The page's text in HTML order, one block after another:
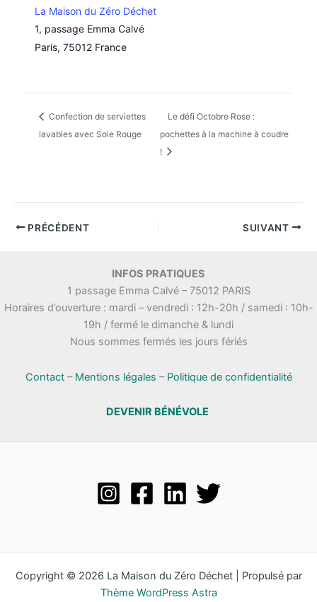
La Maison du Zéro Déchet
1, passage Emma Calvé
Paris, 75012 France
Confection de serviettes
lavables avec Soie Rouge
Le défi Octobre Rose :
pochettes à la machine à coudre
!
PRÉCÉDENT SUIVANT
INFOS PRATIQUES
1 passage Emma Calvé – 75012 PARIS
Horaires d’ouverture : mardi – vendredi : 12h-20h / samedi : 10h-
19h / fermé le dimanche & lundi
Nous sommes fermés les jours fériés
Contact– Mentions légales – Politique de confidentialité
DEVENIR BÉNÉVOLE
Copyright © 2026 La Maison du Zéro Déchet | Propulsé par
Thème WordPress Astra